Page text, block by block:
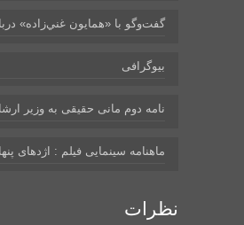
گفت‌وگو با «همايون غني‌زاده»
بیوگرافی
نامه دوم مانی حقیقی به وزیر
ماهنامه سینمایی فیلم : اژدهای
نظرات